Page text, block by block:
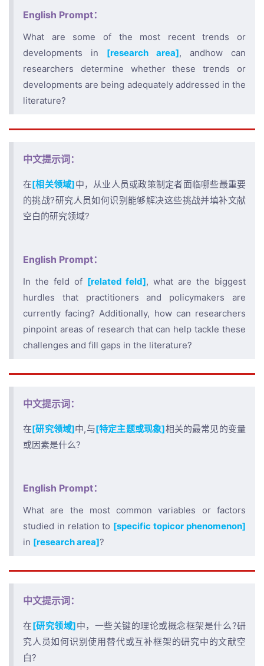
English Prompt：
What are some of the most recent trends or
developments in [research area], andhow can
researchers determine whether these trends or
developments are being adequately addressed in the
literature?
中文提示词：
在[相关领域]中，从业人员或政策制定者面临哪些最重要
的挑战?研究人员如何识别能够解决这些挑战并填补文献
空白的研究领域?
English Prompt：
In the feld of [related feld], what are the biggest
hurdles that practitioners and policymakers are
currently facing? Additionally, how can researchers
pinpoint areas of research that can help tackle these
challenges and fill gaps in the literature?
中文提示词：
在[研究领域]中,与[特定主题或现象]相关的最常见的变量
或因素是什么?
English Prompt：
What are the most common variables or factors
studied in relation to [specific topicor phenomenon]
in [research area]?
中文提示词：
在[研究领域]中，一些关键的理论或概念框架是什么?研
究人员如何识别使用替代或互补框架的研究中的文献空
白?